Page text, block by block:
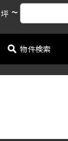
坪 ~
物件検索